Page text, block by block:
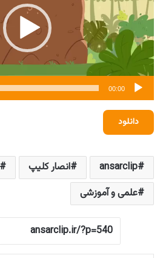
00:00
دانلود
ansarclip انصار کلیپ
علمی و آموزشی